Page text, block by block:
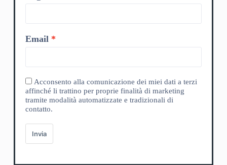
Email
Acconsento alla comunicazione dei miei dati a terzi
affinché li trattino per proprie finalità di marketing
tramite modalità automatizzate e tradizionali di
contatto.
Invia